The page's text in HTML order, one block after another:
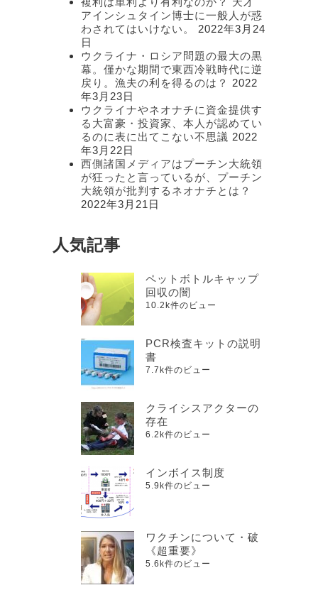
アインシュタイン博士に一般人が惑
わされてはいけない。
2022年3月24
日
ウクライナ・ロシア問題の最大の黒
幕。僅かな期間で東西冷戦時代に逆
戻り。漁夫の利を得るのは？
2022
年3月23日
ウクライナやネオナチに資金提供す
る大富豪・投資家、本人が認めてい
るのに表に出てこない不思議 2022
年3月22日
西側諸国メディアはプーチン大統領
が狂ったと言っているが、プーチン
大統領が批判するネオナチとは？
2022年3月21日
人気記事
ペットボトルキャップ
回収の闇
10.2k件のビュー
PCR検査キットの説明
書
7.7k件のビュー
クライシスアクターの
存在
6.2k件のビュー
インボイス制度
5.9k件のビュー
ワクチンについて・破
《超重要》
5.6k件のビュー